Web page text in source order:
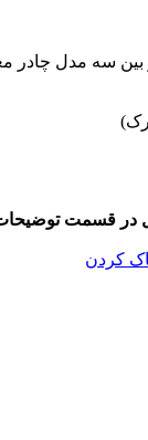
تومان
بین سه مدل چادر
قسمت
کردن